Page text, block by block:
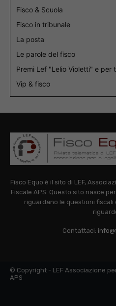
Fisco & Scuola
Fisco in tribunale
La posta
Le parole del fisco
Premi Lef "Lelio Violetti" e per
Vip & fisco
Fisco Equo è il sito di LEF,
Fiscale APS. Questo sito nasce
riguardano le questioni
Contattaci:
© Copyright - LEF Associazione
APS